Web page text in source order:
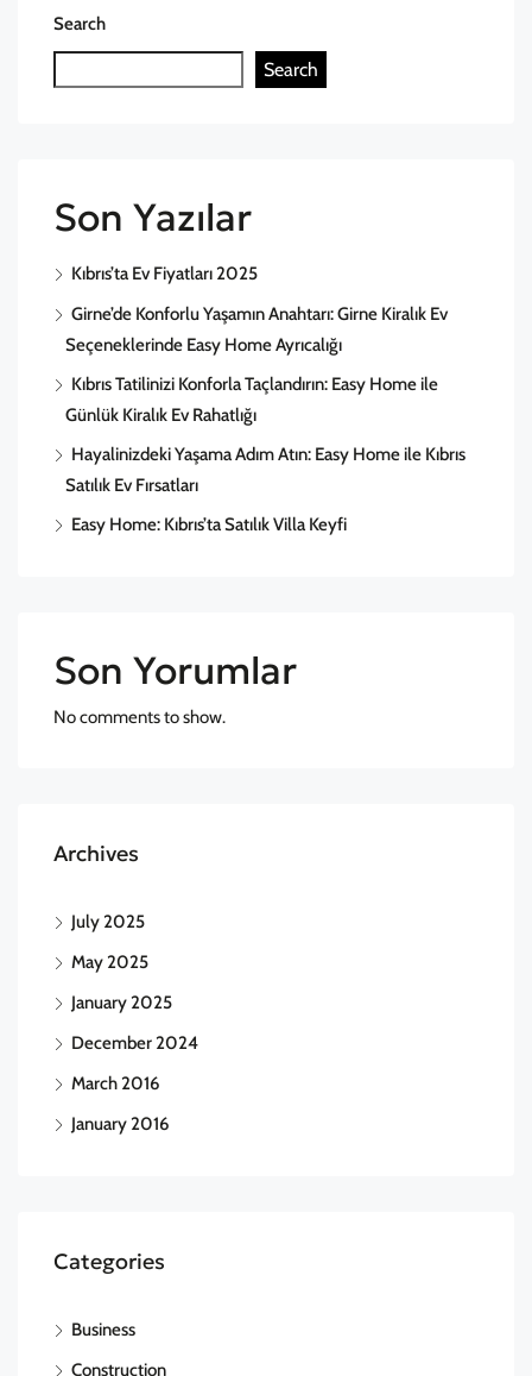
Search
Search
Son Yazılar
Kıbrıs’ta Ev Fiyatları 2025
Girne’de Konforlu Yaşamın Anahtarı: Girne Kiralık Ev
Seçeneklerinde Easy Home Ayrıcalığı
Kıbrıs Tatilinizi Konforla Taçlandırın: Easy Home ile
Günlük Kiralık Ev Rahatlığı
Hayalinizdeki Yaşama Adım Atın: Easy Home ile Kıbrıs
Satılık Ev Fırsatları
Easy Home: Kıbrıs’ta Satılık Villa Keyfi
Son Yorumlar
No comments to show.
Archives
July 2025
May 2025
January 2025
December 2024
March 2016
January 2016
Categories
Business
Construction